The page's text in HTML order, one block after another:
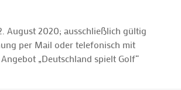
August 2020; ausschließlich gültig
per Mail oder telefonisch mit
„Deutschland spielt Golf“